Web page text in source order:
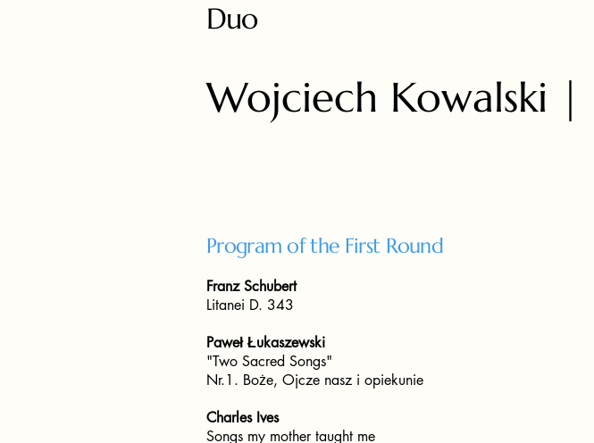
Duo
Wojciech Kowalski |
Program of the First Round
Franz Schubert
Litanei D. 343
Paweł Łukaszewski
"Two Sacred Songs"
Nr.1. Boże, Ojcze nasz i opiekunie
Charles Ives
Songs my mother taught me